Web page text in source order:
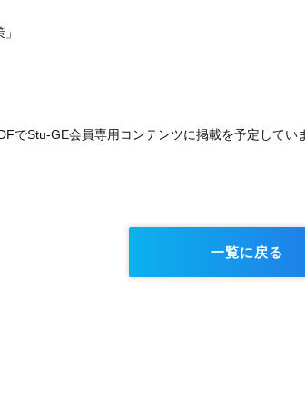
でStu-GE会員専用コンテンツに掲載を予定してい
一覧に戻る